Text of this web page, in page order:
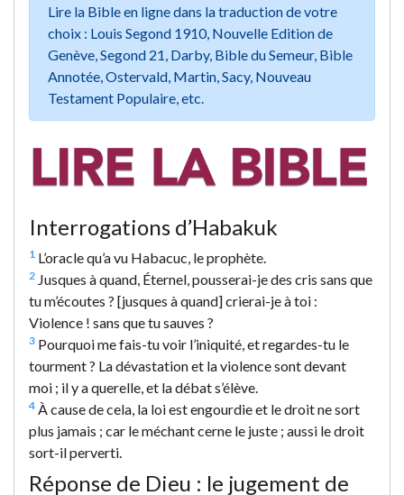
Lire la Bible en ligne dans la traduction de votre
choix : Louis Segond 1910, Nouvelle Edition de
Genève, Segond 21, Darby, Bible du Semeur, Bible
Annotée, Ostervald, Martin, Sacy, Nouveau
Testament Populaire, etc.
Interrogations d’Habakuk
1 L’oracle qu’a vu Habacuc, le prophète.
2 Jusques à quand, Éternel, pousserai-je des cris sans que
tu m’écoutes ? [jusques à quand] crierai-je à toi :
Violence ! sans que tu sauves ?
3 Pourquoi me fais-tu voir l’iniquité, et regardes-tu le
tourment ? La dévastation et la violence sont devant
moi ; il y a querelle, et la débat s’élève.
4 À cause de cela, la loi est engourdie et le droit ne sort
plus jamais ; car le méchant cerne le juste ; aussi le droit
sort-il perverti.
Réponse de Dieu : le jugement de